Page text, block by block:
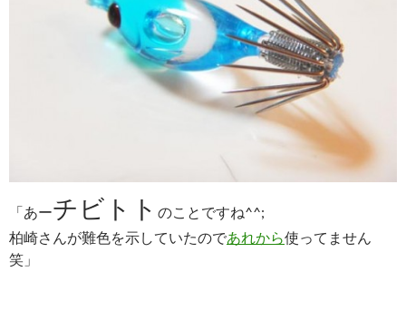
「あーチビトト のことですね^^;
柏崎さんが難色を示していたのであれから使ってません
笑」